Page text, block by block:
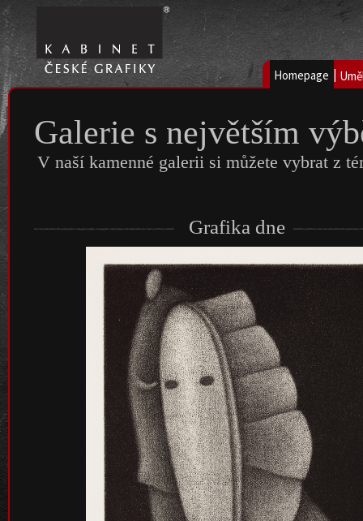
Homepage |
Galerie s největším
V naší kamenné galerii si můžete vybrat z
Grafika dne